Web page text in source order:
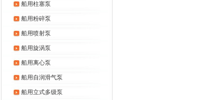
船用柱塞泵
船用粉碎泵
船用喷射泵
船用旋涡泵
船用离心泵
船用自润滑气泵
船用立式多级泵